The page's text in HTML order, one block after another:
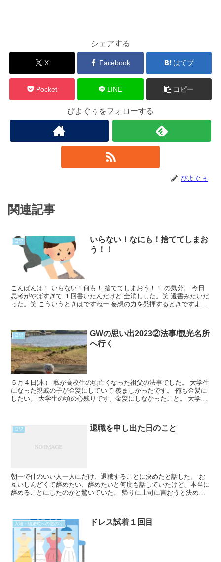
シェアする
X Facebook はてブ
Pocket LINE コピー
ぴよぐぅをフォローする
ぴよぐぅ
関連記事
日記
いらない！なにも！捨ててしまお
う！！
こんばんは！ いらない！何も！ 捨ててしまおう！！ の気分。 今日
思考がやばすぎて １回書いたんだけど 全消しした。笑 遺書みたいだ
った。笑 こういうときはですねー 妄想の力を発揮するときですよ。
日記
GWの思い出2023②法事/観光名所
へ行く
５月４日(木） 私が高校生の頃亡くなった祖父の法事でした。 大学生
になった親戚の子が金髪にしていて 羨ましかったです。 俺も金髪に
したい。 大学生の頃の心残りです、金髪にしなかったこと。 大学生
日記 退職を申し出た日のこと
朝一で仲のいい人一人にだけ、退職することに決めたと話した。 お
互いしんどくて辞めたい、辞めたいと何度も話していたけど、本当に
辞めることにしたのかと驚いていた。 帰りに上司に言おうと決めて
入籍・結婚式への道のり ドレス試着１回目